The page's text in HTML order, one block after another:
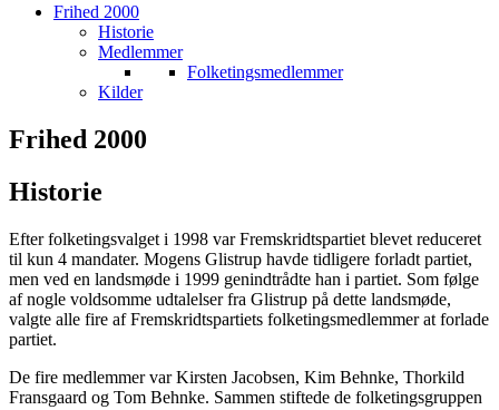
Frihed 2000
Historie
Medlemmer
Folketingsmedlemmer
Kilder
Frihed 2000
Historie
Efter folketingsvalget i 1998 var Fremskridtspartiet blevet reduceret
til kun 4 mandater. Mogens Glistrup havde tidligere forladt partiet,
men ved en landsmøde i 1999 genindtrådte han i partiet. Som følge
af nogle voldsomme udtalelser fra Glistrup på dette landsmøde,
valgte alle fire af Fremskridtspartiets folketingsmedlemmer at forlade
partiet.
De fire medlemmer var Kirsten Jacobsen, Kim Behnke, Thorkild
Fransgaard og Tom Behnke. Sammen stiftede de folketingsgruppen